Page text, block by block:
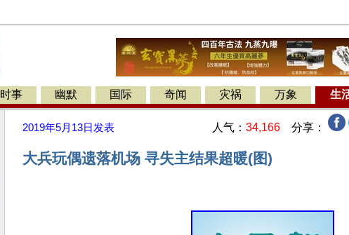
时事 幽默 国际 奇闻 灾祸 万象 生
2019年5月13日 发表 人气： 34,166 分享：
大兵玩偶遗落机场 寻失主结果超暖(图)